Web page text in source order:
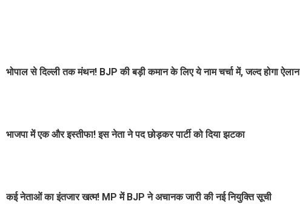
भोपाल से दिल्ली तक मंथन! BJP की बड़ी कमान के लिए ये नाम चर्चा में, जल्द होगा ऐलान
भाजपा में एक और इस्तीफा! इस नेता ने पद छोड़कर पार्टी को दिया झटका
कई नेताओं का इंतजार खत्म! MP में BJP ने अचानक जारी की नई नियुक्ति सूची